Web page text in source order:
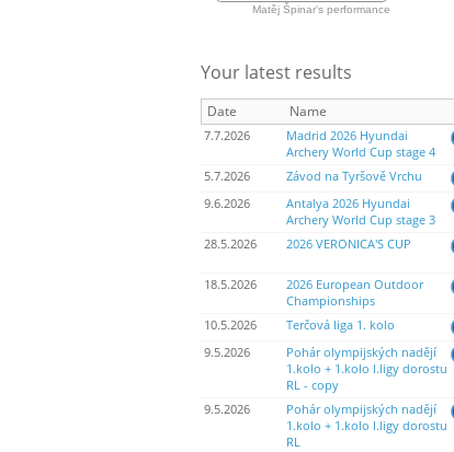
Matěj Špinar's performance
Your latest results
Date Name
7.7.2026
Madrid 2026 Hyundai
Archery World Cup stage 4
5.7.2026 Závod na Tyršově Vrchu
9.6.2026
Antalya 2026 Hyundai
Archery World Cup stage 3
28.5.2026
2026 VERONICA'S CUP
18.5.2026
2026 European Outdoor
Championships
10.5.2026
Terčová liga 1. kolo
9.5.2026
Pohár olympijských nadějí
1.kolo + 1.kolo I.ligy dorostu
RL - copy
9.5.2026
Pohár olympijských nadějí
1.kolo + 1.kolo I.ligy dorostu
RL